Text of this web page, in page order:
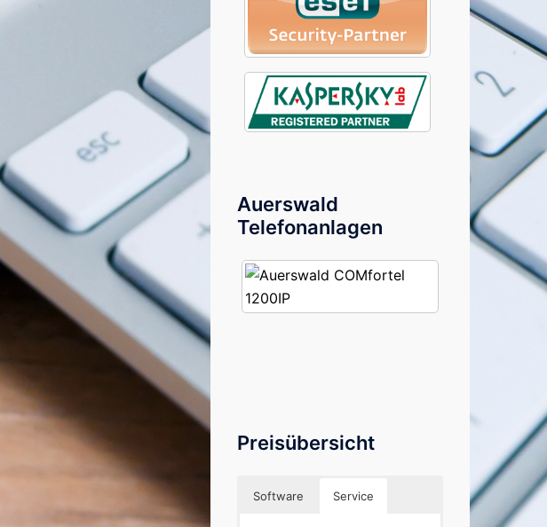
Auerswald
Telefonanlagen
Preisübersicht
Software
Service